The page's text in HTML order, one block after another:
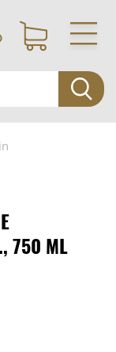
750 ML